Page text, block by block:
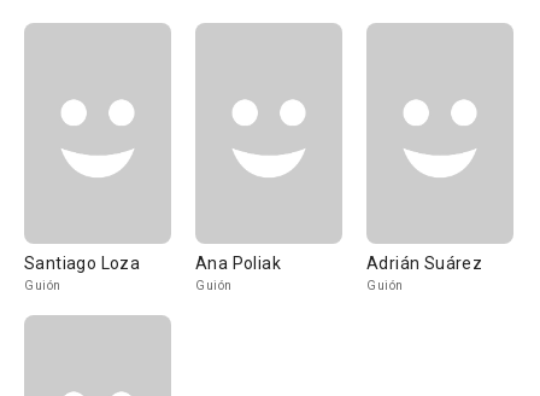
Santiago Loza
Guión
Ana Poliak
Guión
Adrián Suárez
Guión